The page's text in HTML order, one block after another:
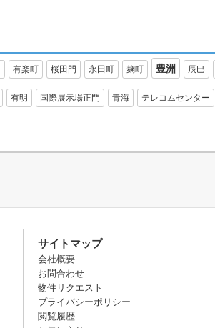
有楽町 桜田門 永田町 麹町 豊洲 辰巳
有明 国際展示場正門 青海 テレコムセンター
サイトマップ
会社概要
お問合わせ
物件リクエスト
プライバシーポリシー
閲覧履歴